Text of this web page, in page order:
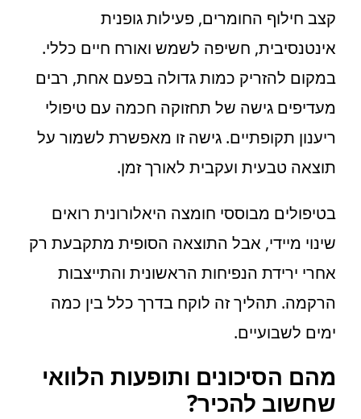
קצב חילוף החומרים, פעילות גופנית
אינטנסיבית, חשיפה לשמש ואורח חיים כללי.
במקום להזריק כמות גדולה בפעם אחת, רבים
מעדיפים גישה של תחזוקה חכמה עם טיפולי
ריענון תקופתיים. גישה זו מאפשרת לשמור על
תוצאה טבעית ועקבית לאורך זמן.
בטיפולים מבוססי חומצה היאלורונית רואים
שינוי מיידי, אבל התוצאה הסופית מתקבעת רק
אחרי ירידת הנפיחות הראשונית והתייצבות
הרקמה. תהליך זה לוקח בדרך כלל בין כמה
ימים לשבועיים.
מהם הסיכונים ותופעות הלוואי
שחשוב להכיר?